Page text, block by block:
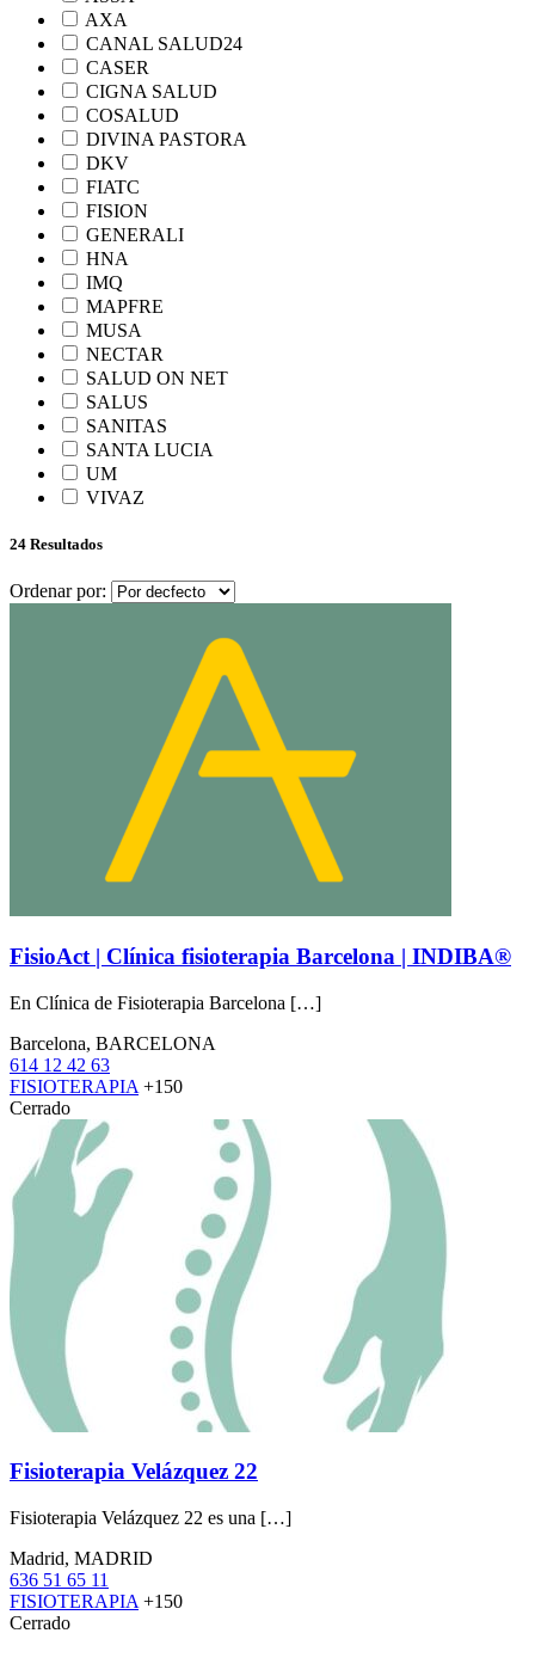
AXA
CANAL SALUD24
CASER
CIGNA SALUD
COSALUD
DIVINA PASTORA
DKV
FIATC
FISION
GENERALI
HNA
IMQ
MAPFRE
MUSA
NECTAR
SALUD ON NET
SALUS
SANITAS
SANTA LUCIA
UM
VIVAZ
24 Resultados
Ordenar por:
FisioAct | Clínica fisioterapia Barcelona | INDIBA®
En Clínica de Fisioterapia Barcelona […]
Barcelona, BARCELONA
614 12 42 63
FISIOTERAPIA +150
Cerrado
Fisioterapia Velázquez 22
Fisioterapia Velázquez 22 es una […]
Madrid, MADRID
636 51 65 11
FISIOTERAPIA +150
Cerrado